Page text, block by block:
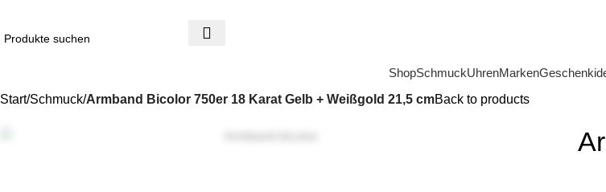
ShopSchmuckUhrenMarken
Start Schmuck Armband Bicolor 750er 18 Karat Gelb + Weißgold 21,5 cmBack to products